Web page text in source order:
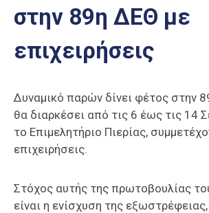
Παραδοσιακών
Επαγγελμάτων
Έκθεση
Πιερία
στην 89η ΔΕΘ με
επιχειρήσεις
Δυναμικό παρών δίνει φέτος στην
θα διαρκέσει από τις 6 έως τις 14
το Επιμελητήριο Πιερίας,
επιχειρήσεις.
Στόχος αυτής της πρωτοβουλίας
είναι η ενίσχυση της